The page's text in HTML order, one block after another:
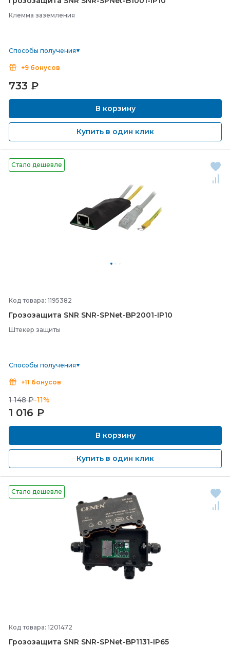
Клемма заземления
Способы получения
+9 бонусов
733 ₽
В корзину
Купить в один клик
Стало дешевле
Код товара: 1195382
Грозозащита SNR SNR-SPNet-BP2001-IP10
Штекер защиты
Способы получения
+11 бонусов
1 148 ₽-11%
1 016 ₽
В корзину
Купить в один клик
Стало дешевле
Код товара: 1201472
Грозозащита SNR SNR-SPNet-BP1131-IP65